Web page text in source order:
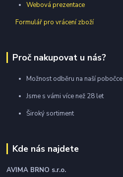
Webová prezentace
Formulář pro vrácení zboží
Proč nakupovat u nás?
Možnost odběru na naší pobočce
Jsme s vámi více než 28 let
Široký sortiment
Kde nás najdete
AVIMA BRNO s.r.o.